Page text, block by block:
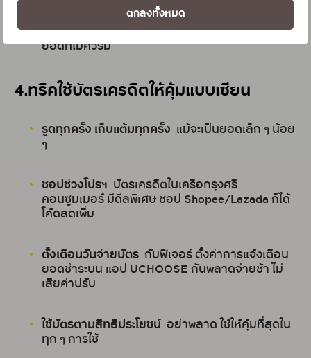
ตกลงทั้งหมด
ลืมเช็กบิลเช็กทุกเดือน ป้องกันค่าธรรมเนียมหรือ
ยอดที่ไม่ควรมี
4.ทริคใช้บัตรเครดิตให้คุ้มแบบเซียน
รูดทุกครั้ง เก็บแต้มทุกครั้ง แม้จะเป็นยอดเล็ก ๆ น้อย
ๆ
ชอปช่วงโปรฯ บัตรเครดิตในเครือกรุงศรี
คอนซูมเมอร์ มีดีลพิเศษ ชอป Shopee/Lazada ก็ได้
โค้ดลดเพิ่ม
ตั้งเตือนวันจ่ายบัตร กับฟีเจอร์ ตั้งค่าการแจ้งเตือน
ยอดชำระบน แอป UCHOOSE กันพลาดจ่ายช้า ไม่
เสียค่าปรับ
ใช้บัตรตามสิทธิประโยชน์ อย่าพลาด ใช้ให้คุ้มที่สุดใน
ทุก ๆ การใช้